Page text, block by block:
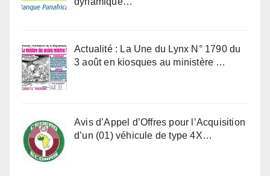
Actualité : La Une du Lynx N° 1790 du
3 août en kiosques au ministère …
Avis d’Appel d’Offres pour l’Acquisition
d’un (01) véhicule de type 4X…